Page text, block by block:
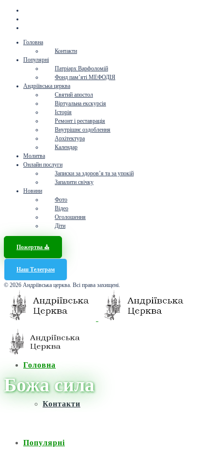
Головна
Контакти
Популярні
Патріарх Варфоломій
Фонд пам’яті МЕФОДІЯ
Андріївська церква
Святий апостол
Віртуальна екскурсія
Історія
Ремонт і реставрація
Внутрішнє оздоблення
Архітектура
Календар
Молитва
Онлайн послуги
Записки за здоров’я та за упокій
Запалити свічку
Новини
Фото
Відео
Оголошення
Діти
Пожертва ⛪️
Наш Телеграм
© 2026 Андріївська церква. Всі права захищені.
Головна
Контакти
Популярні
Божа сила